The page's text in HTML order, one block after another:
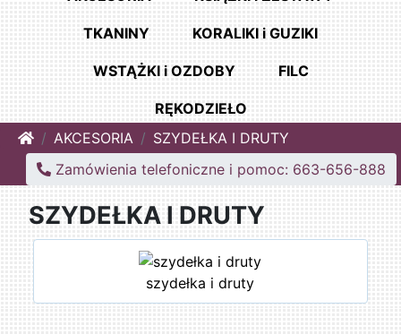
TKANINY KORALIKI i GUZIKI
WSTĄŻKI i OZDOBY FILC
RĘKODZIEŁO
HomeAKCESORIA
SZYDEŁKA I DRUTY
Zamówienia telefoniczne i pomoc: 663-656-888
SZYDEŁKA I DRUTY
szydełka i druty